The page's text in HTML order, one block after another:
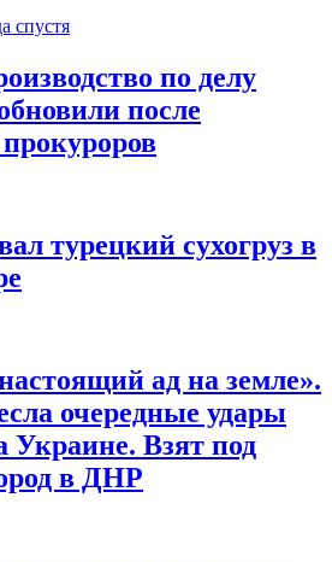
спустя
по делу
после
турецкий сухогруз в
ад на земле».
очередные удары
Украине. Взят под
в ДНР